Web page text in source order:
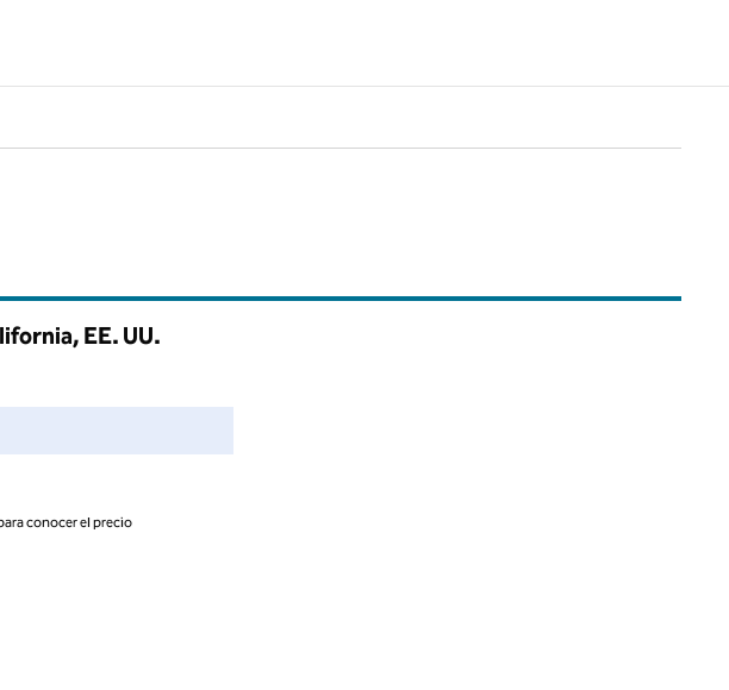
EE. UU.
para obtener más resultados.
conocer el precio